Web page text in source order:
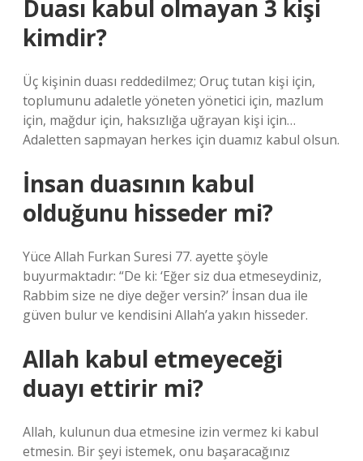
Duası kabul olmayan 3 kişi
kimdir?
Üç kişinin duası reddedilmez; Oruç tutan kişi için,
toplumunu adaletle yöneten yönetici için, mazlum
için, mağdur için, haksızlığa uğrayan kişi için…
Adaletten sapmayan herkes için duamız kabul olsun.
İnsan duasının kabul
olduğunu hisseder mi?
Yüce Allah Furkan Suresi 77. ayette şöyle
buyurmaktadır: “De ki: ‘Eğer siz dua etmeseydiniz,
Rabbim size ne diye değer versin?’ İnsan dua ile
güven bulur ve kendisini Allah’a yakın hisseder.
Allah kabul etmeyeceği
duayı ettirir mi?
Allah, kulunun dua etmesine izin vermez ki kabul
etmesin. Bir şeyi istemek, onu başaracağınız